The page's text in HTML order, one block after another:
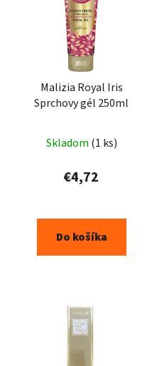
Malizia Royal Iris
Sprchovy gél 250ml
Skladom (1 ks)
€4,72
Do košíka